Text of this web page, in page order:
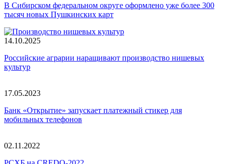
В Сибирском федеральном округе оформлено уже более 300
тысяч новых Пушкинских карт
14.10.2025
Российские аграрии наращивают производство нишевых
культур
17.05.2023
Банк «Открытие» запускает платежный стикер для
мобильных телефонов
02.11.2022